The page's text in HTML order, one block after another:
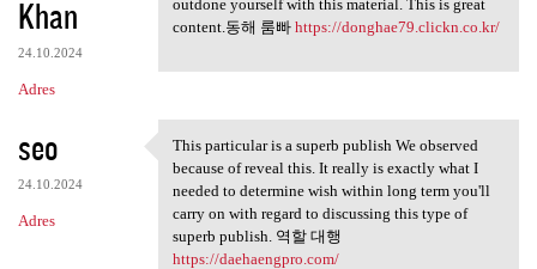
Khan
24.10.2024
Adres
outdone yourself with this material. This is great
content.동해 룸빠 https://donghae79.clickn.co.kr/
seo
24.10.2024
Adres
This particular is a superb
This particular is a superb publish We observed
because of reveal this. It really is exactly what I
needed to determine wish within long term you'll
carry on with regard to discussing this type of
superb publish. 역할 대행
https://daehaengpro.com/